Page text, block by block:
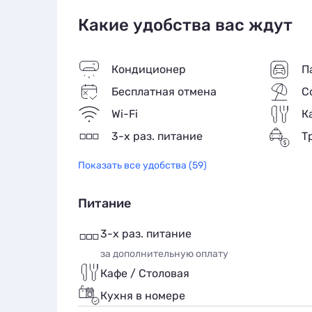
х до 4-х человек. Уборка в номере
меню. Рядом с нами – магазины,
Ваш отпуск станет незабываемым
с бассейном, рыбалка, детский бассейн
шезлонгами. Трансфер.
Какие удобства вас ждут
Кондиционер
Бесплатная отмена
Wi-Fi
3-х раз. питание
Показать все удобства (59)
Питание
3-х раз. питание
за дополнительную оплату
Кафе / Столовая
Кухня в номере